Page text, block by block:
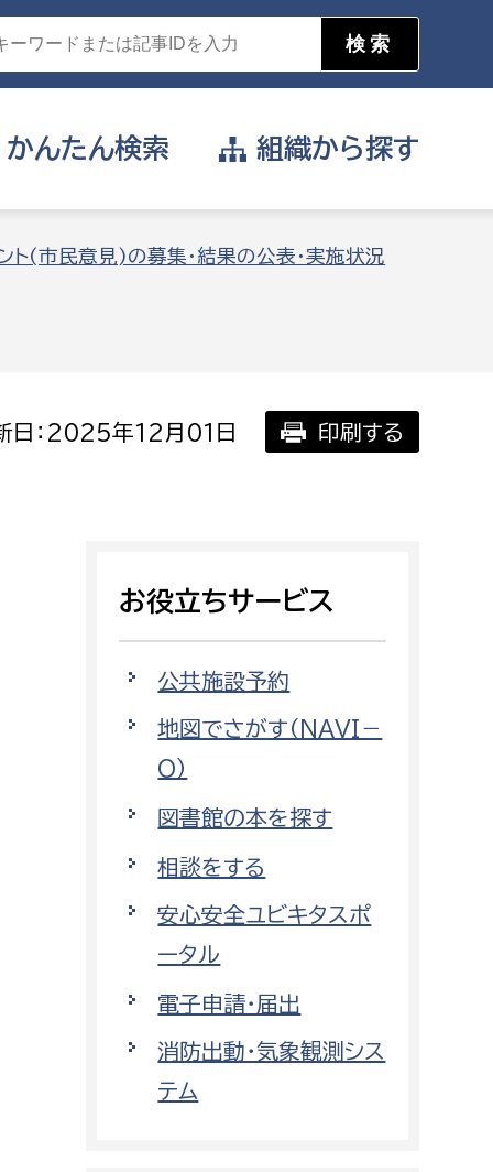
かんたん検索
目的を選択
証明書がほしい
働きたい
小田原のことを知りたい
まちづくりに関わりたい
組織から探す
環境部
ゼロカーボン推進課
環境保護課
環境事業センター
都市部
都市政策課
都市計画課
地域交通課
ト(市民意見)の募集・結果の公表・実施状況
日：2025年12月01日 印刷する
お役立ちサービス
公共施設予約
地図でさがす（NAVI－
O）
図書館の本を探す
相談をする
安心安全ユビキタスポ
ータル
電子申請・届出
消防出動・気象観測シス
テム